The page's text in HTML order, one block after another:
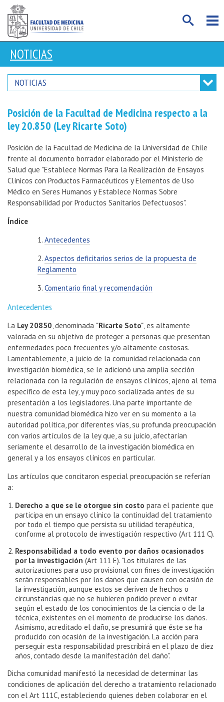
NOTICIAS
NOTICIAS
Posición de la Facultad de Medicina respecto a la
ley 20.850 (Ley Ricarte Soto)
Posición de la Facultad de Medicina de la Universidad de Chile
frente al documento borrador elaborado por el Ministerio de
Salud que "Establece Normas Para la Realización de Ensayos
Clínicos con Productos Farmacéuticos y Elementos de Uso
Médico en Seres Humanos y Establece Normas Sobre
Responsabilidad por Productos Sanitarios Defectuosos".
Índice
1. Antecedentes
2. Aspectos deficitarios serios de la propuesta de
Reglamento
3. Comentario final y recomendación
Antecedentes
La Ley 20850, denominada "Ricarte Soto", es altamente
valorada en su objetivo de proteger a personas que presentan
enfermedades poco frecuentes y/o altamente costosas.
Lamentablemente, a juicio de la comunidad relacionada con
investigación biomédica, se le adicionó una amplia sección
relacionada con la regulación de ensayos clínicos, ajeno al tema
específico de esta ley, y muy poco socializada antes de su
presentación a los legisladores. Una parte importante de
nuestra comunidad biomédica hizo ver en su momento a la
autoridad política, por diferentes vías, su profunda preocupación
con varios artículos de la ley que, a su juicio, afectarían
seriamente el desarrollo de la investigación biomédica en
general y a los ensayos clínicos en particular.
Los artículos que concitaron especial preocupación se referían
a:
Derecho a que se le otorgue sin costo para el paciente que
participa en un ensayo clínico la continuidad del tratamiento
por todo el tiempo que persista su utilidad terapéutica,
conforme al protocolo de investigación respectivo (Art 111 C).
Responsabilidad a todo evento por daños ocasionados
por la investigación (Art 111 E). "Los titulares de las
autorizaciones para uso provisional con fines de investigación
serán responsables por los daños que causen con ocasión de
la investigación, aunque estos se deriven de hechos o
circunstancias que no se hubieren podido prever o evitar
según el estado de los conocimientos de la ciencia o de la
técnica, existentes en el momento de producirse los daños.
Asimismo, acreditado el daño, se presumirá que éste se ha
producido con ocasión de la investigación. La acción para
perseguir esta responsabilidad prescribirá en el plazo de diez
años, contado desde la manifestación del daño".
Dicha comunidad manifestó la necesidad de determinar las
condiciones de aplicación del derecho a tratamiento relacionado
con el Art 111C, estableciendo quienes deben colaborar en el